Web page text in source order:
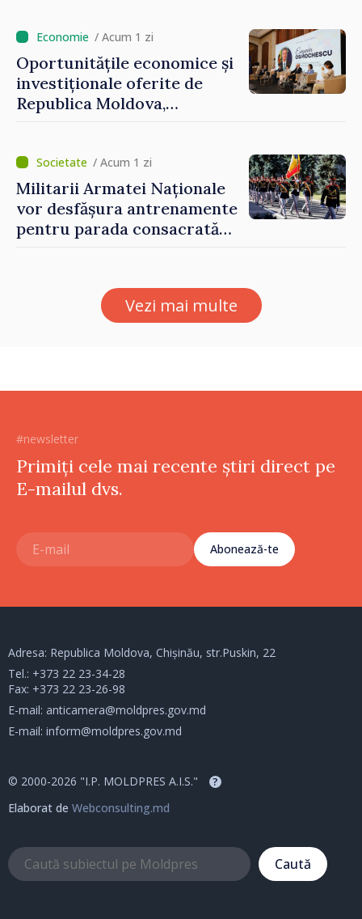
/ Acum 1 zi
Oportunitățile economice și
investiționale oferite de
Republica Moldova,
Forumul Diasporei
/ Acum 1 zi
Militarii Armatei Naționale
vor desfășura antrenamente
pentru parada consacrată
Vezi mai multe
#newsletter
Primiți cele mai recente știri direct pe
E-mailul dvs.
Abonează-te
Adresa: Republica Moldova, Chișinău, str.Puskin, 22
Tel.: +373 22 23-34-28
Fax: +373 22 23-26-98
E-mail: anticamera@moldpres.gov.md
E-mail: inform@moldpres.gov.md
© 2000-2026 "I.P. MOLDPRES A.I.S." ?
Elaborat de Webconsulting.md
Caută